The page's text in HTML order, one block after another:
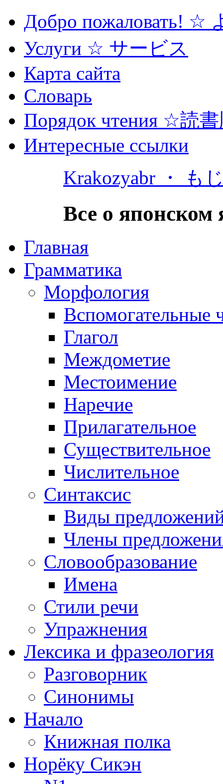
Добро пожаловать! ☆
Услуги ☆ サービス
Карта сайта
Словарь
Порядок чтения ☆読
Интересные ссылки
Krakozyabr ・ も
Все о японском
Главная
Грамматика
Морфология
Вспомогательные
Глагол
Междометие
Местоимение
Наречие
Прилагательное
Существительное
Числительное
Синтаксис
Виды
Члены
Словообразование
Имена
Стили речи
Упражнения
Лексика и фразеология
Разговорник
Синонимы
Начало
Книжная полка
Норёку Сикэн